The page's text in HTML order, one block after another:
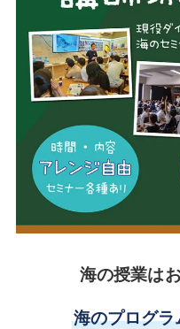
海の授業は
海のプログラ